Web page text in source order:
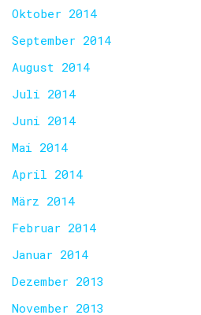
Oktober 2014
September 2014
August 2014
Juli 2014
Juni 2014
Mai 2014
April 2014
März 2014
Februar 2014
Januar 2014
Dezember 2013
November 2013